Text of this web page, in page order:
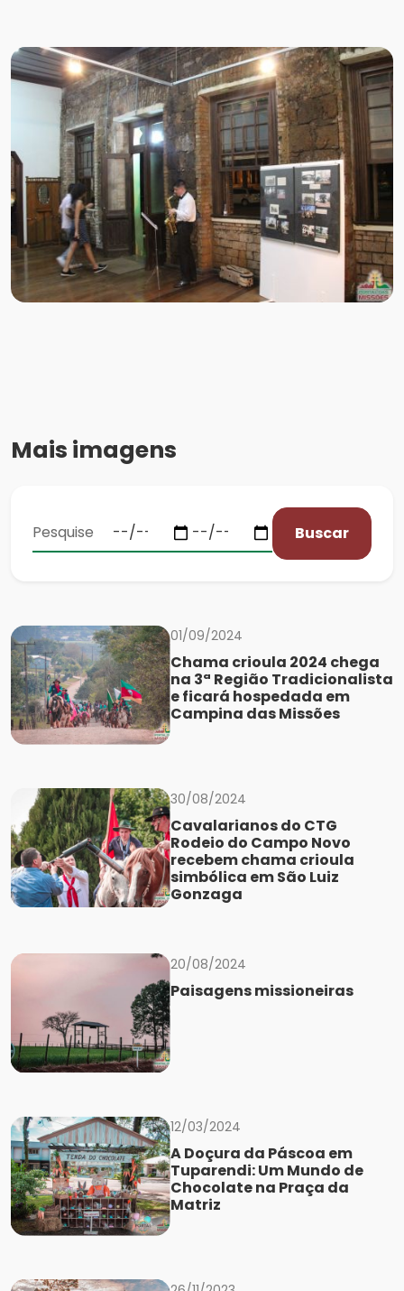
Mais imagens
Buscar
01/09/2024
Chama crioula 2024 chega
na 3ª Região Tradicionalista
e ficará hospedada em
Campina das Missões
30/08/2024
Cavalarianos do CTG
Rodeio do Campo Novo
recebem chama crioula
simbólica em São Luiz
Gonzaga
20/08/2024
Paisagens missioneiras
12/03/2024
A Doçura da Páscoa em
Tuparendi: Um Mundo de
Chocolate na Praça da
Matriz